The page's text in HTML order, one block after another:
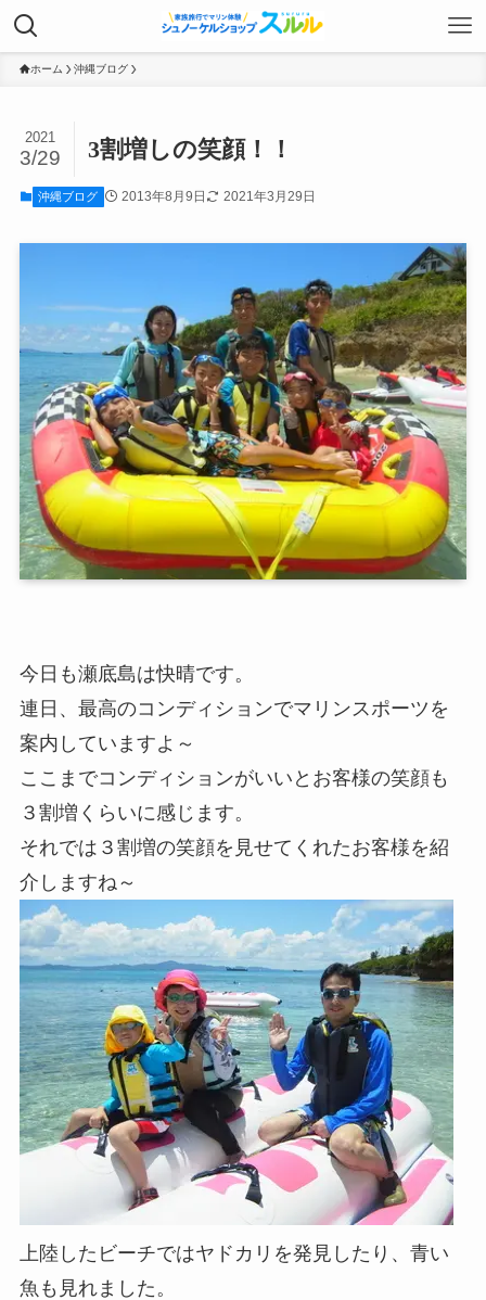
ホーム 沖縄ブログ
3割増しの笑顔！！
2021
3/29
沖縄ブログ 2013年8月9日 2021年3月29日
今日も瀬底島は快晴です。
連日、最高のコンディションでマリンスポーツを
案内していますよ～
ここまでコンディションがいいとお客様の笑顔も
３割増くらいに感じます。
それでは３割増の笑顔を見せてくれたお客様を紹
介しますね～
上陸したビーチではヤドカリを発見したり、青い
魚も見れました。